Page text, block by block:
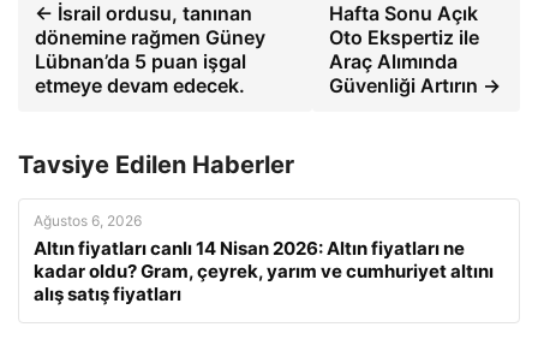
← İsrail ordusu, tanınan
dönemine rağmen Güney
Lübnan’da 5 puan işgal
etmeye devam edecek.
Hafta Sonu Açık
Oto Ekspertiz ile
Araç Alımında
Güvenliği Artırın →
Tavsiye Edilen Haberler
Ağustos 6, 2026
Altın fiyatları canlı 14 Nisan 2026: Altın fiyatları ne
kadar oldu? Gram, çeyrek, yarım ve cumhuriyet altını
alış satış fiyatları